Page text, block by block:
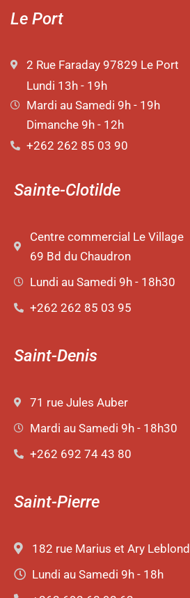
Le Port
2 Rue Faraday 97829 Le Port
Lundi 13h - 19h
Mardi au Samedi 9h - 19h
Dimanche 9h - 12h
+262 262 85 03 90
Sainte-Clotilde
Centre commercial Le Village
69 Bd du Chaudron
Lundi au Samedi 9h - 18h30
+262 262 85 03 95
Saint-Denis
71 rue Jules Auber
Mardi au Samedi 9h - 18h30
+262 692 74 43 80
Saint-Pierre
182 rue Marius et Ary Leblond
Lundi au Samedi 9h - 18h